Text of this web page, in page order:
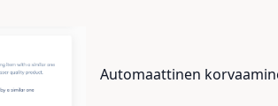
Automaattinen